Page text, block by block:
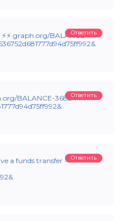
graph.org/BALANCE-
Ответить
BALANCE-3682444-
Ответить
a funds transfer >>>Ответить